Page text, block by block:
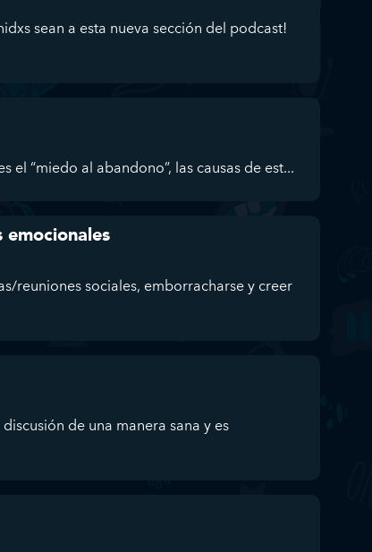
sean a esta nueva sección del podcast!
el “miedo al abandono”, las causas de est...
reuniones sociales, emborracharse y creer
de una manera sana y es